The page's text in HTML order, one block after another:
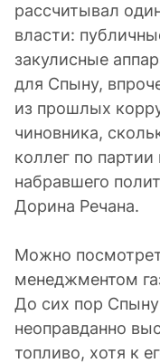
рассчитывал
власти:
закулисные
для Спыну,
из прошлых
чиновника,
коллег по
набравшего
Дорина Речана.
Можно
менеджментом
До сих пор
неоправданно
топливо, хотя к